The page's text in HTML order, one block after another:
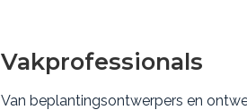
Vakprofessionals
Van beplantingsontwerpers en